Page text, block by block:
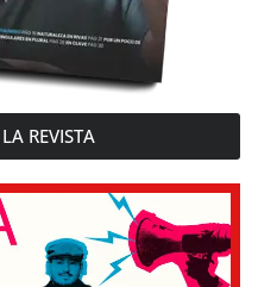
REVISTA